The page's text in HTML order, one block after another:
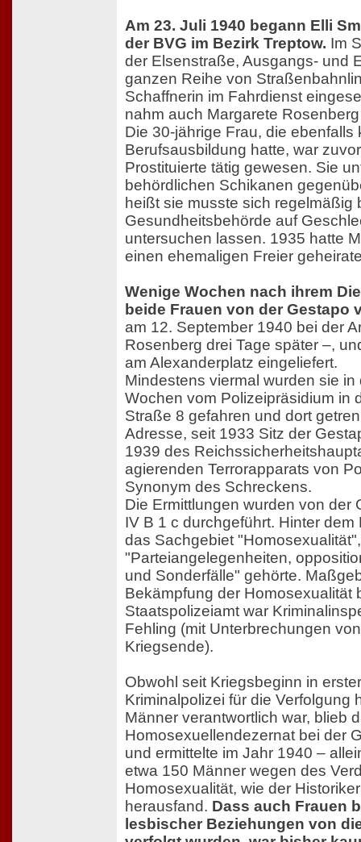
Am 23. Juli 1940 begann Elli
der BVG im Bezirk Treptow. Im
der Elsenstraße, Ausgangs- und
ganzen Reihe von
Schaffnerin im Fahrdienst
nahm auch Margarete
Die 30-jährige Frau, die ebenfalls
Berufsausbildung hatte, war
Prostituierte tätig gewesen. Sie
behördlichen Schikanen
heißt sie musste sich regelmäßig
Gesundheitsbehörde auf
untersuchen lassen. 1935 hatte
einen ehemaligen Freier
Wenige Wochen nach ihrem
beide Frauen von der Gestapo
am 12. September 1940 bei der
Rosenberg drei Tage später –,
am Alexanderplatz eingeliefert.
Mindestens viermal wurden sie
Wochen vom Polizeipräsidium in
Straße 8 gefahren und dort
Adresse, seit 1933 Sitz der
1939 des
agierenden Terrorapparats von
Synonym des Schreckens.
Die Ermittlungen wurden von der
IV B 1 c durchgeführt. Hinter
das Sachgebiet
"Parteiangelegenheiten,
und Sonderfälle" gehörte.
Bekämpfung der Homosexualität
Staatspolizeiamt war
Fehling (mit Unterbrechungen
Kriegsende).
Obwohl seit Kriegsbeginn in
Kriminalpolizei für die Verfolgung
Männer verantwortlich war, blieb
Homosexuellendezernat bei der
und ermittelte im Jahr 1940 –
etwa 150 Männer wegen des
Homosexualität, wie der
herausfand. Dass auch Frauen
lesbischer Beziehungen von